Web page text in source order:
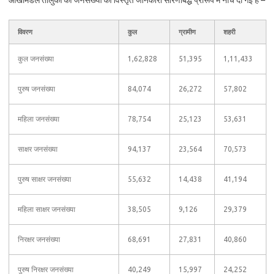
विवरण कुल ग्रामीण शहरी
कुल जनसंख्या 1,62,828 51,395 1,11,433
पुरुष जनसंख्या 84,074 26,272 57,802
महिला जनसंख्या 78,754 25,123 53,631
साक्षर जनसंख्या 94,137 23,564 70,573
पुरुष साक्षर जनसंख्या 55,632 14,438 41,194
महिला साक्षर जनसंख्या 38,505 9,126 29,379
निरक्षर जनसंख्या 68,691 27,831 40,860
पुरुष निरक्षर जनसंख्या 40,249 15,997 24,252